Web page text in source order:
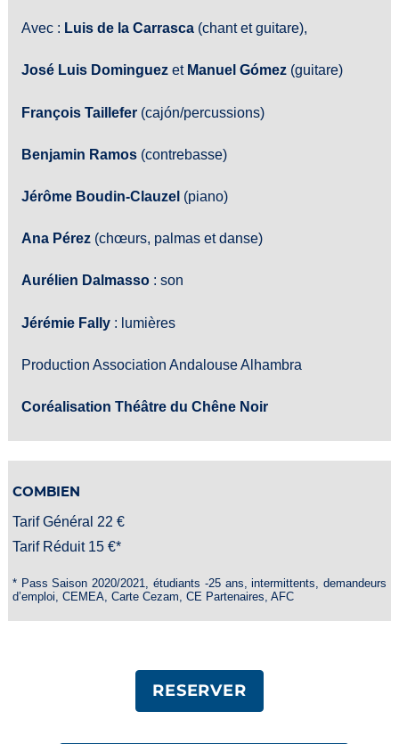
Avec : Luis de la Carrasca(chant et guitare),
José Luis Dominguez etManuel Gómez (guitare)
François Taillefer (cajón/percussions)
Benjamin Ramos (contrebasse)
Jérôme Boudin-Clauzel (piano)
Ana Pérez (chœurs, palmas et danse)
Aurélien Dalmasso: son
Jérémie Fally: lumières
Production Association Andalouse Alhambra
Coréalisation Théâtre du Chêne Noir
COMBIEN
Tarif Général 22 €
Tarif Réduit 15 €*
* Pass Saison 2020/2021, étudiants -25 ans, intermittents, demandeurs
d’emploi, CEMEA, Carte Cezam, CE Partenaires, AFC
RESERVER